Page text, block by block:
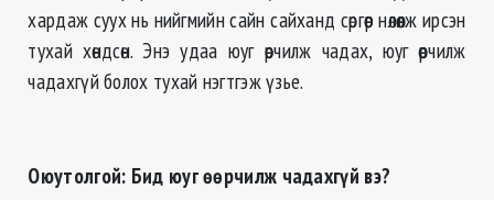
хардаж суух нь нийгмийн сайн сайханд сөргөөр нөлөөлж ирсэн
тухай хөндсөн. Энэ удаа юуг өөрчилж чадах, юуг өөрчилж
чадахгүй болох тухай нэгтгэж үзье.
Оюутолгой: Бид юуг өөрчилж чадахгүй вэ?